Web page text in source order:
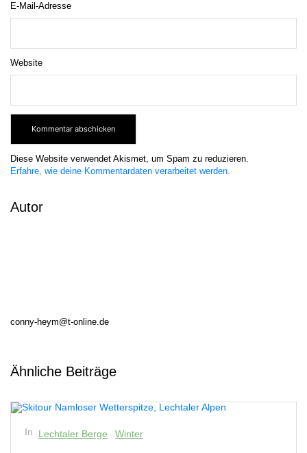
E-Mail-Adresse
Website
Diese Website verwendet Akismet, um Spam zu reduzieren.
Erfahre, wie deine Kommentardaten verarbeitet werden.
Autor
conny-heym@t-online.de
Ähnliche Beiträge
In Lechtaler Berge Winter